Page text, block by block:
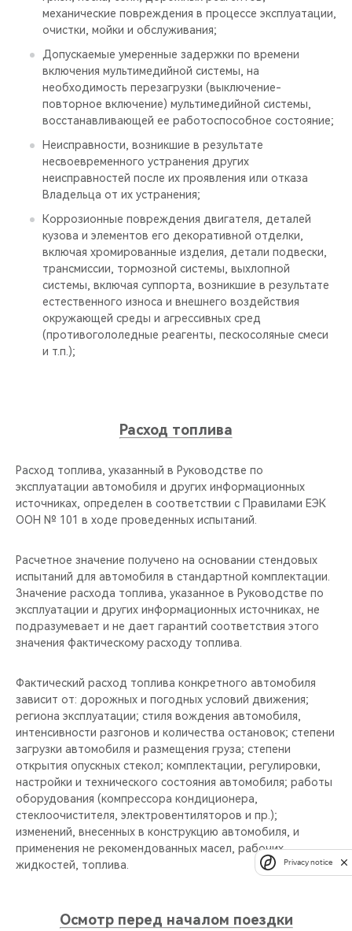
механические повреждения в процессе эксплуатации,
очистки, мойки и обслуживания;
Допускаемые умеренные задержки по времени
включения мультимедийной системы, на
необходимость перезагрузки (выключение-
повторное включение) мультимедийной системы,
восстанавливающей ее работоспособное состояние;
Неисправности, возникшие в результате
несвоевременного устранения других
неисправностей после их проявления или отказа
Владельца от их устранения;
Коррозионные повреждения двигателя, деталей
кузова и элементов его декоративной отделки,
включая хромированные изделия, детали подвески,
трансмиссии, тормозной системы, выхлопной
системы, включая суппорта, возникшие в результате
естественного износа и внешнего воздействия
окружающей среды и агрессивных сред
(противогололедные реагенты, пескосоляные смеси
и т.п.);
Расход топлива
Расход топлива, указанный в Руководстве по
эксплуатации автомобиля и других информационных
источниках, определен в соответствии с Правилами ЕЭК
ООН № 101 в ходе проведенных испытаний.
Расчетное значение получено на основании стендовых
испытаний для автомобиля в стандартной комплектации.
Значение расхода топлива, указанное в Руководстве по
эксплуатации и других информационных источниках, не
подразумевает и не дает гарантий соответствия этого
значения фактическому расходу топлива.
Фактический расход топлива конкретного автомобиля
зависит от: дорожных и погодных условий движения;
региона эксплуатации; стиля вождения автомобиля,
интенсивности разгонов и количества остановок; степени
загрузки автомобиля и размещения груза; степени
открытия опускных стекол; комплектации, регулировки,
настройки и технического состояния автомобиля; работы
оборудования (компрессора кондиционера,
стеклоочистителя, электровентиляторов и пр.);
изменений, внесенных в конструкцию автомобиля, и
применения не рекомендованных масел, рабочих
жидкостей, топлива.
Осмотр перед началом поездки
Privacy notice